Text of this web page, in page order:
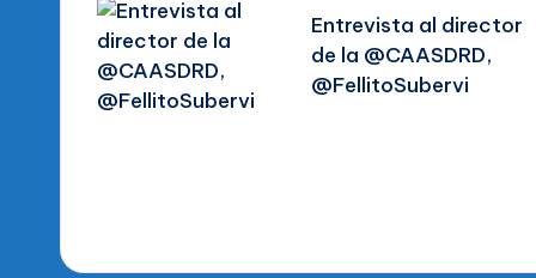
de
entradas
Entrevista al director
de la @CAASDRD,
@FellitoSubervi